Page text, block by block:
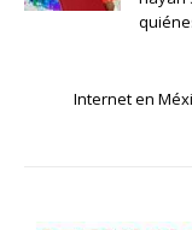
Internet en